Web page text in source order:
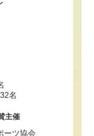
名
主催
ーツ協会